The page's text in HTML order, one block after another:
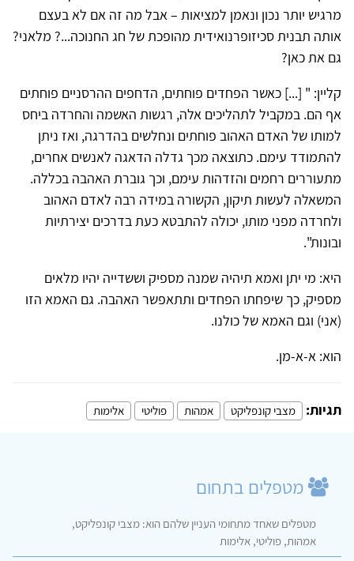
מרגיש יותר נכון ונאמן למציאות – אבל מה זה אם לא בעצם
אותה תבנית סכיזופרנואידית מהופכת של חג החנוכה...? מלאני?
גם את כאן?
קליין: " [...] כאשר הפחדים פוחתים, הדחפים ההרסניים פוחתים
אף הם. במקביל לתהליכים אלה, רגשות האשמה והחרדה ביחס
למותו של האדם האהוב פוחתים ונחלשים בהדרגה, ואז ניתן
להתמודד עימם. כתוצאה מכך גדלה הדאגה לאנשים אחרים,
מתעוררים רחמים והזדהות עימם, וכך גוברת האהבה בכללה.
המשאלה לעשות תיקון, הקשורה במידה רבה לאדם האהוב
ולחרדה מפני מותו, יכולה להתבטא כעת בדרכים יצירתיות
ובונות".
היא: מי יתן ואמא תיהיה שמנה מספיק וששדייה יהיו מלאים
מספיק, כך שיפחתו הפחדים ותתאפשר האהבה. גם האמא הזו
(אני) וגם האמא של כולנו.
הוא: א-א-מן.
תגיות: מצבי קונפליקט אמהות פוליטי אלימות
מטפלים בתחום
מטפלים שאחד מתחומי העניין שלהם הוא: מצבי קונפליקט,
אמהות, פוליטי, אלימות